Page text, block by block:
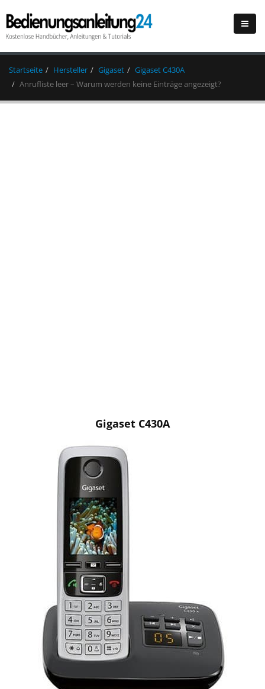
Startseite Hersteller Gigaset
Gigaset C430A
Anrufliste leer – Warum werden keine Einträge angezeigt?
Gigaset C430A